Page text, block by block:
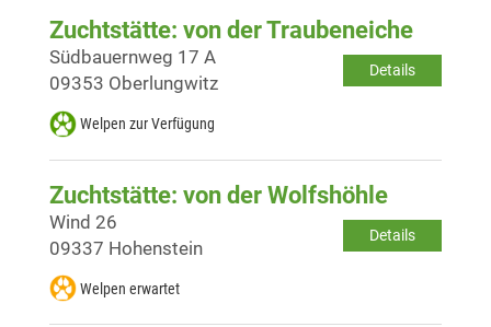
Zuchtstätte: von der Traubeneiche
Details
Südbauernweg 17 A
09353 Oberlungwitz
Welpen zur Verfügung
Zuchtstätte: von der Wolfshöhle
Details
Wind 26
09337 Hohenstein
Welpen erwartet